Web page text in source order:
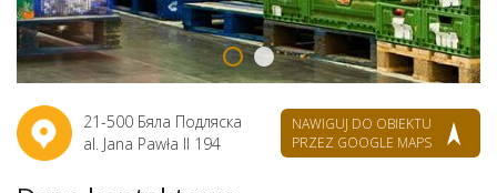
21-500 Бяла Подляска
al. Jana Pawła II 194
NAWIGUJ DO OBIEKTU
PRZEZ GOOGLE MAPS